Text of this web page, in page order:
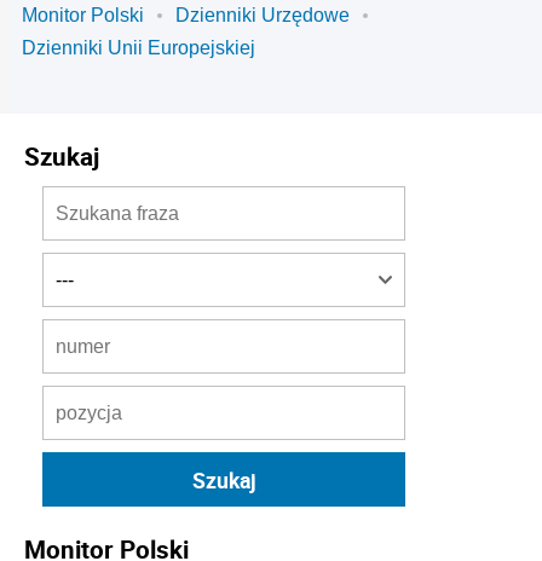
Monitor Polski
Dzienniki Urzędowe
Dzienniki Unii Europejskiej
Szukaj
Monitor Polski